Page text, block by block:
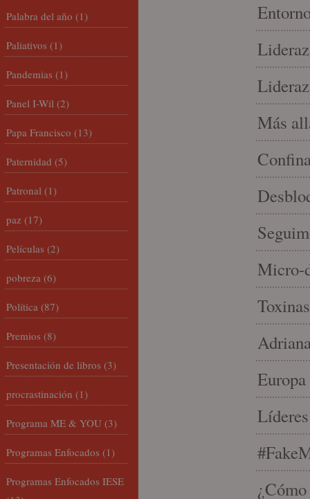
Más
Micro-
Palabra del año (1)
Paliativos (1)
Pandemias (1)
Panel I-Wil (2)
Papa Francisco (13)
Paternidad (5)
Patronal (1)
paz (17)
Películas (2)
pobreza (6)
Política (87)
Premios (8)
Presentación de libros (3)
procrastinación (1)
Programa ME & YOU (3)
Programas Enfocados (1)
Programas Enfocados IESE